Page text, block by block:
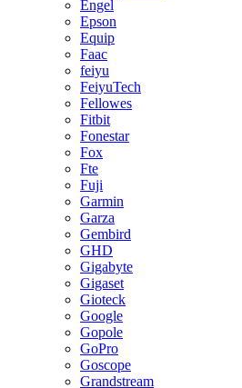
Engel
Epson
Equip
Faac
feiyu
FeiyuTech
Fellowes
Fitbit
Fonestar
Fox
Fte
Fuji
Garmin
Garza
Gembird
GHD
Gigabyte
Gigaset
Gioteck
Google
Gopole
GoPro
Goscope
Grandstream